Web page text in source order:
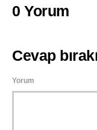
0 Yorum
Cevap
Yorum